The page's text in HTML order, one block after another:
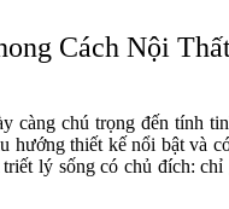
Cách Nội
càng chú trọng đến tính
hướng thiết kế nổi bật và
lý sống có chủ đích: